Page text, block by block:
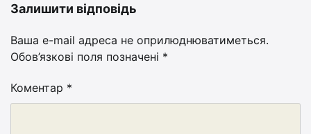
Залишити відповідь
Ваша e-mail адреса не оприлюднюватиметься.
Обов’язкові поля позначені *
Коментар *